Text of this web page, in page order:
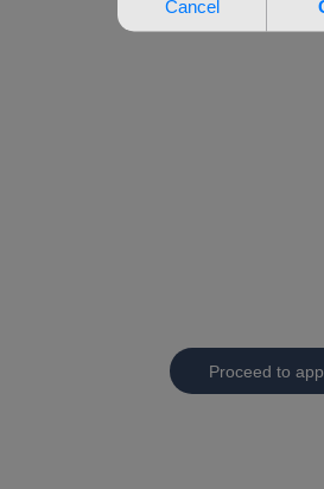
Proceed to app